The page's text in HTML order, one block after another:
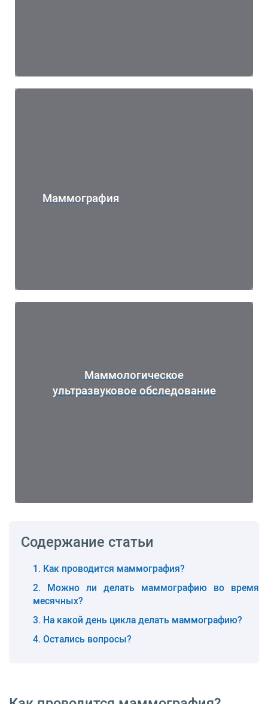
Маммография
Маммологическое
ультразвуковое обследование
Содержание статьи
Как проводится маммография?
Можно ли делать маммографию во время
месячных?
На какой день цикла делать маммографию?
Остались вопросы?